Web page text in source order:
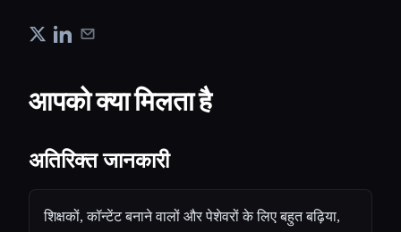
आपको क्या मिलता है
अतिरिक्त जानकारी
शिक्षकों, कॉन्टेंट बनाने वालों और पेशेवरों के लिए बहुत बढ़िया,